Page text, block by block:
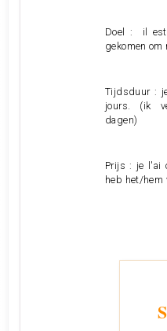
Doel : il est
gekomen om
Tijdsduur :
jours. (ik
dagen)
Prijs : je l'ai
heb het/hem